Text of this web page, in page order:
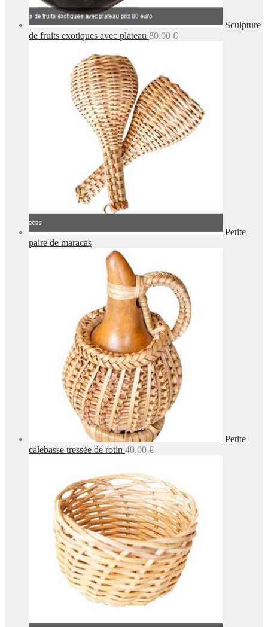
Sculpture
de fruits exotiques avec plateau 80.00 €
Petite
paire de maracas
Petite
calebasse tressée de rotin 40.00 €